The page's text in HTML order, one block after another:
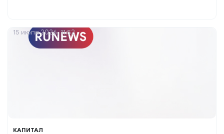
КАПИТАЛ
15 июля 2026, 11:52